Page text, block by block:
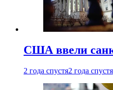
США ввели
2 года спустя2 года спустя